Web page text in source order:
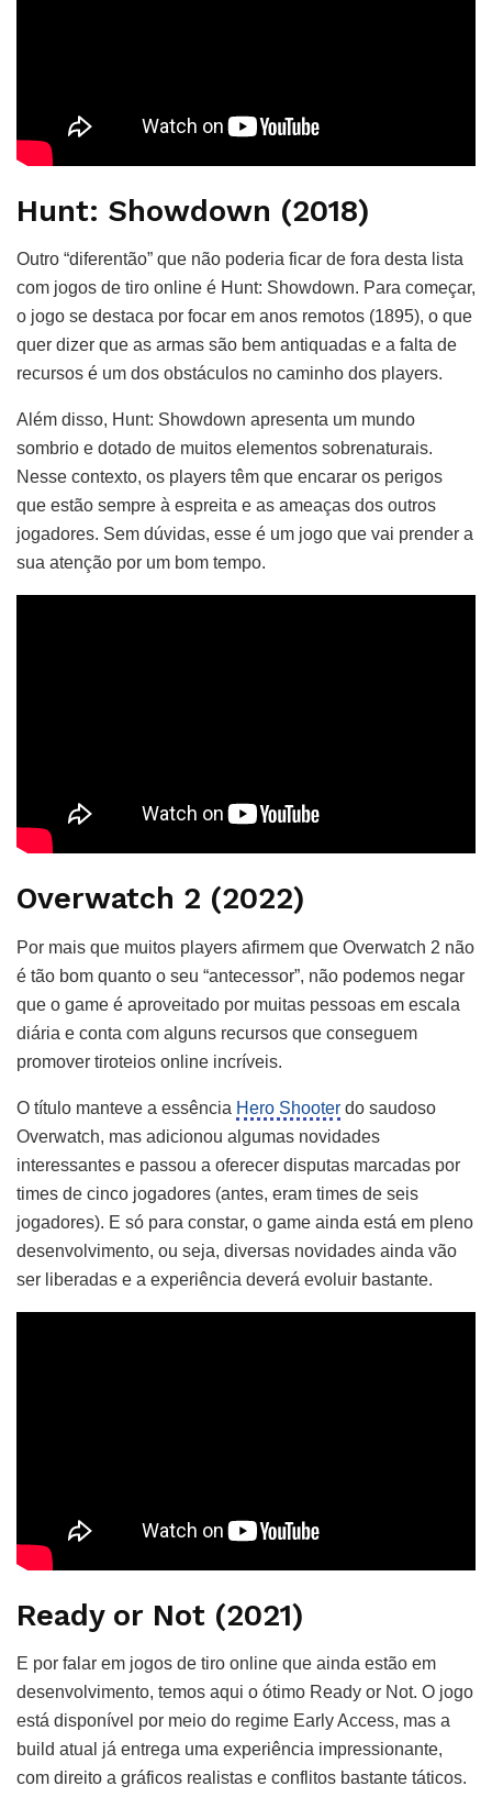
Hunt: Showdown (2018)
Outro “diferentão” que não poderia ficar de fora desta lista
com jogos de tiro online é Hunt: Showdown. Para começar,
o jogo se destaca por focar em anos remotos (1895), o que
quer dizer que as armas são bem antiquadas e a falta de
recursos é um dos obstáculos no caminho dos players.
Além disso, Hunt: Showdown apresenta um mundo
sombrio e dotado de muitos elementos sobrenaturais.
Nesse contexto, os players têm que encarar os perigos
que estão sempre à espreita e as ameaças dos outros
jogadores. Sem dúvidas, esse é um jogo que vai prender a
sua atenção por um bom tempo.
Overwatch 2 (2022)
Por mais que muitos players afirmem que Overwatch 2 não
é tão bom quanto o seu “antecessor”, não podemos negar
que o game é aproveitado por muitas pessoas em escala
diária e conta com alguns recursos que conseguem
promover tiroteios online incríveis.
O título manteve a essência Hero Shooter do saudoso
Overwatch, mas adicionou algumas novidades
interessantes e passou a oferecer disputas marcadas por
times de cinco jogadores (antes, eram times de seis
jogadores). E só para constar, o game ainda está em pleno
desenvolvimento, ou seja, diversas novidades ainda vão
ser liberadas e a experiência deverá evoluir bastante.
Ready or Not (2021)
E por falar em jogos de tiro online que ainda estão em
desenvolvimento, temos aqui o ótimo Ready or Not. O jogo
está disponível por meio do regime Early Access, mas a
build atual já entrega uma experiência impressionante,
com direito a gráficos realistas e conflitos bastante táticos.